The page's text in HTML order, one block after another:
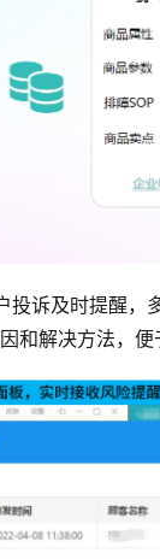
投诉及时提醒，
和解决方法，